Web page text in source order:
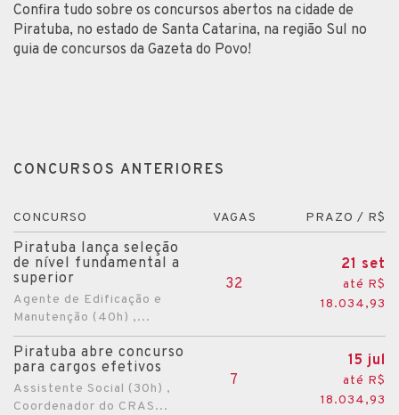
Confira tudo sobre os concursos abertos na cidade de
Piratuba, no estado de Santa Catarina, na região Sul no
guia de concursos da Gazeta do Povo!
CONCURSOS ANTERIORES
CONCURSO VAGAS PRAZO / R$
Piratuba lança seleção
de nível fundamental a
superior
Agente de Edificação e
Manutenção (40h) ,...
32
21 set
até R$
18.034,93
Piratuba abre concurso
para cargos efetivos
Assistente Social (30h) ,
Coordenador do CRAS...
7
15 jul
até R$
18.034,93